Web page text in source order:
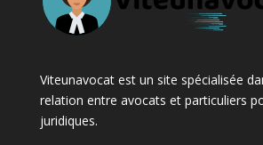
Viteunavocat est un site spécialisée
relation entre avocats et particuliers
juridiques.